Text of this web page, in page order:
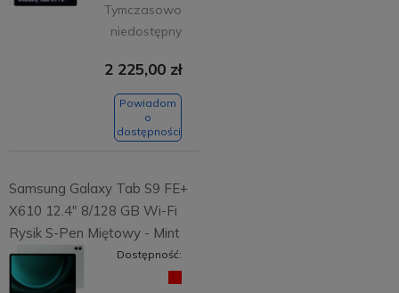
Tymczasowo
niedostępny
2 225,00 zł
Powiadom
o
dostępności
Samsung Galaxy Tab S9 FE+
X610 12.4" 8/128 GB Wi-Fi
Rysik S-Pen Miętowy - Mint
Dostępność: